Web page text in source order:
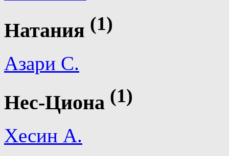
Натания (1)
Азари С.
Нес-Циона (1)
Хесин А.